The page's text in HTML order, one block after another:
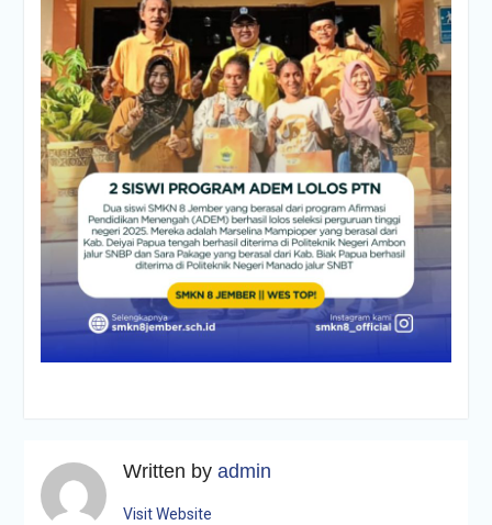
Written by admin
Visit Website